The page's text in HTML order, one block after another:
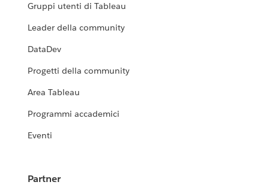
Gruppi utenti di Tableau
Leader della community
DataDev
Progetti della community
Area Tableau
Programmi accademici
Eventi
Partner